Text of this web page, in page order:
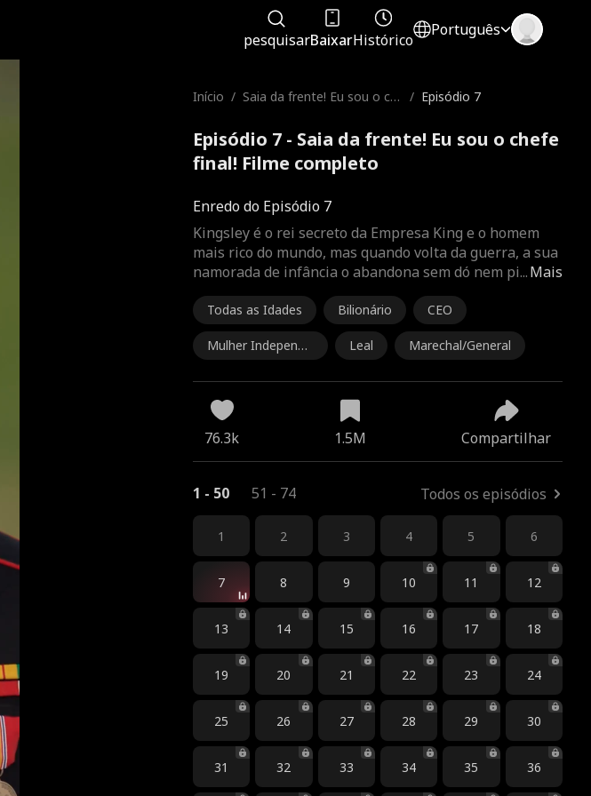
pesquisarBaixarHistórico
Português
Início / Saia da frente! Eu sou o ch
/ Episódio 7
Episódio 7 - Saia da frente! Eu sou o chefe
final! Filme completo
Enredo do Episódio 7
Mais
Kingsley é o rei secreto da Empresa King e o homem
mais rico do mundo, mas quando volta da guerra, a sua
namorada de infância o abandona sem dó nem pi...
Todas as Idades Bilionário CEO
Mulher Independe
Leal Marechal/General
76.3k 1.5M Compartilhar
1 - 50 51 - 74 Todos os episódios
1 2 3 4 5 6
7 8 9 10 11 12
13 14 15 16 17 18
19 20 21 22 23 24
25 26 27 28 29 30
31 32 33 34 35 36